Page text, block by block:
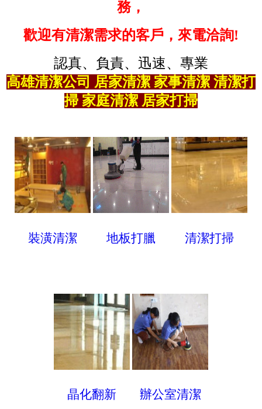
務，
歡迎有清潔需求的客戶，來電洽詢!
認真、負責、迅速、專業
高雄清潔公司 居家清潔 家事清潔 清潔打
掃 家庭清潔 居家打掃
裝潢清潔 地板打臘 清潔打掃
晶化翻新 辦公室清潔